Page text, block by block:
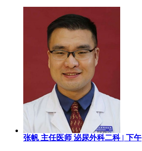
张帆 主任医师 泌尿外科二科 | 下午